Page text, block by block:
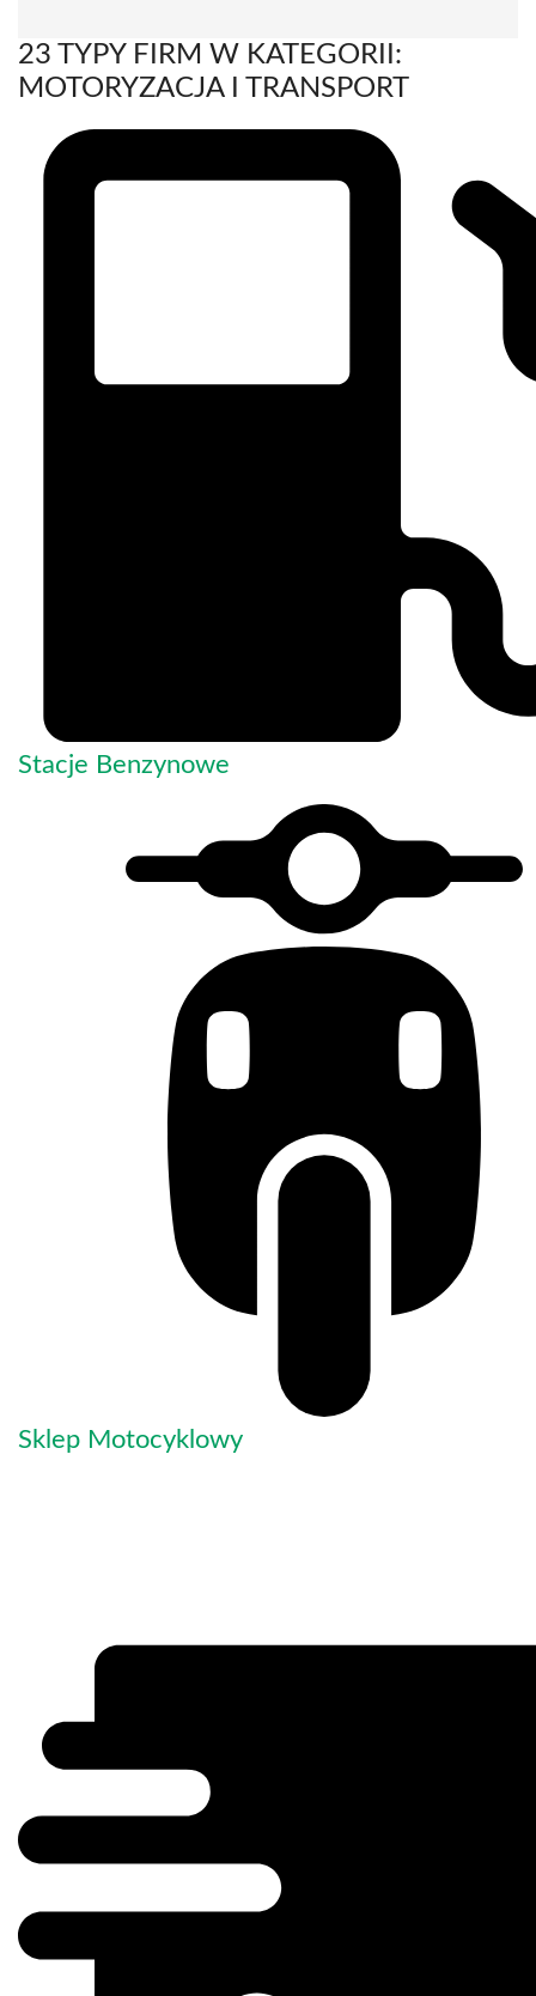
23 TYPY FIRM W KATEGORII:
MOTORYZACJA I TRANSPORT
Stacje Benzynowe
Sklep Motocyklowy